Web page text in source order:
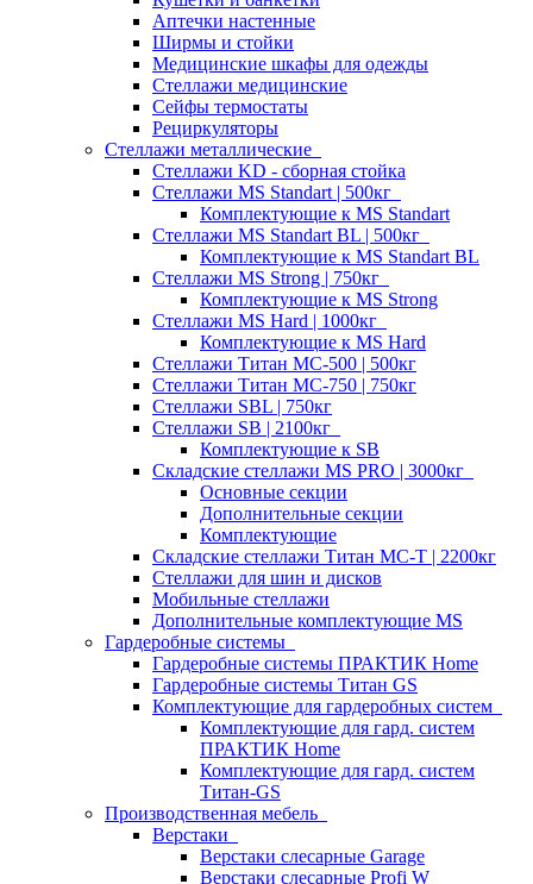
Аптечки настенные
Ширмы и стойки
Медицинские шкафы для одежды
Стеллажи медицинские
Сейфы термостаты
Рециркуляторы
Стеллажи металлические
Стеллажи KD - сборная стойка
Стеллажи MS Standart | 500кг
Комплектующие к MS Standart
Стеллажи MS Standart BL | 500кг
Комплектующие к MS Standart BL
Стеллажи MS Strong | 750кг
Комплектующие к MS Strong
Стеллажи MS Hard | 1000кг
Комплектующие к MS Hard
Стеллажи Титан МС-500 | 500кг
Стеллажи Титан МС-750 | 750кг
Стеллажи SBL | 750кг
Стеллажи SB | 2100кг
Комплектующие к SB
Складские стеллажи MS PRO | 3000кг
Основные секции
Дополнительные секции
Комплектующие
Складские стеллажи Титан МС-Т | 2200кг
Стеллажи для шин и дисков
Мобильные стеллажи
Дополнительные комплектующие MS
Гардеробные системы
Гардеробные системы ПРАКТИК Home
Гардеробные системы Титан GS
Комплектующие для гардеробных систем
Комплектующие для гард. систем
ПРАКТИК Home
Комплектующие для гард. систем
Титан-GS
Производственная мебель
Верстаки
Верстаки слесарные Garage
Верстаки слесарные Profi W